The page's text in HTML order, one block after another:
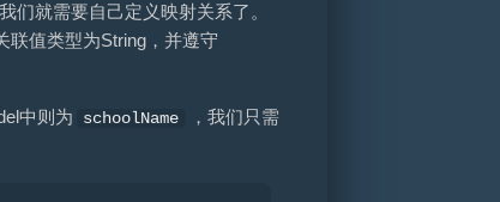
们就需要自己定义映射关系了。
联值类型为String，并遵守
中则为 schoolName
，我们只需